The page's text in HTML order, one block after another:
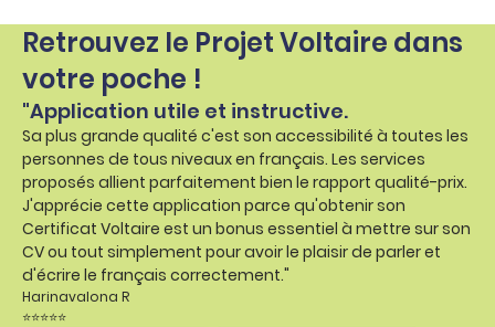
Retrouvez le Projet Voltaire dans
votre poche !
"Application utile et instructive.
Sa plus grande qualité c'est son accessibilité à toutes les
personnes de tous niveaux en français. Les services
proposés allient parfaitement bien le rapport qualité-prix.
J'apprécie cette application parce qu'obtenir son
Certificat Voltaire est un bonus essentiel à mettre sur son
CV ou tout simplement pour avoir le plaisir de parler et
d'écrire le français correctement."
Harinavalona R
⭐⭐⭐⭐⭐